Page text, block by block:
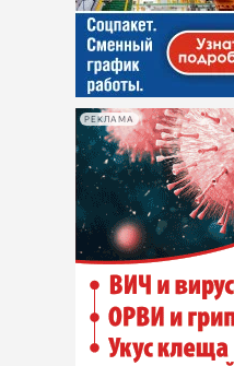
РЕКЛАМА